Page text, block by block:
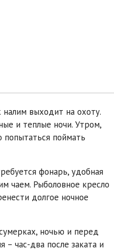
выходит на охоту.
и теплые ночи. Утром,
поймать
фонарь, удобная
чаем. Рыболовное кресло
долгое ночное
ночью и перед
– час-два после заката и